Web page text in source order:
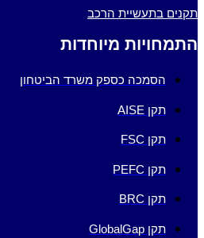
תקנים בתעשיית הרכב
התמחויות מיוחדות
הסמכה כספק משרד הביטחון
תקן AISE
תקן FSC
תקן PEFC
תקן BRC
תקן GlobalGap